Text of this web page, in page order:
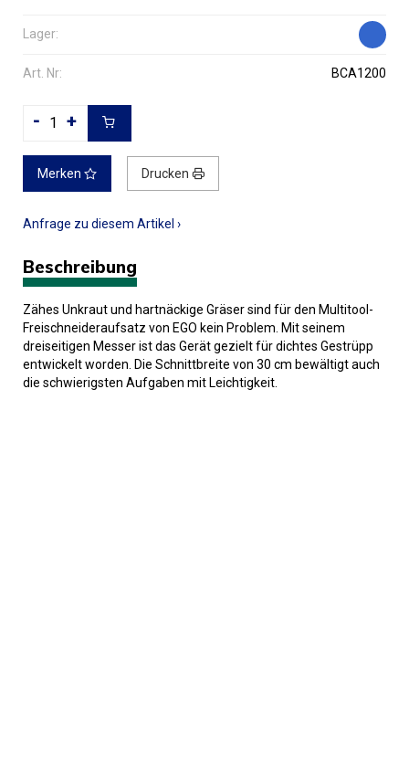
Lager:
Art. Nr: BCA1200
- +
Merken Drucken
Anfrage zu diesem Artikel ›
Beschreibung
Zähes Unkraut und hartnäckige Gräser sind für den Multitool-
Freischneideraufsatz von EGO kein Problem. Mit seinem
dreiseitigen Messer ist das Gerät gezielt für dichtes Gestrüpp
entwickelt worden. Die Schnittbreite von 30 cm bewältigt auch
die schwierigsten Aufgaben mit Leichtigkeit.